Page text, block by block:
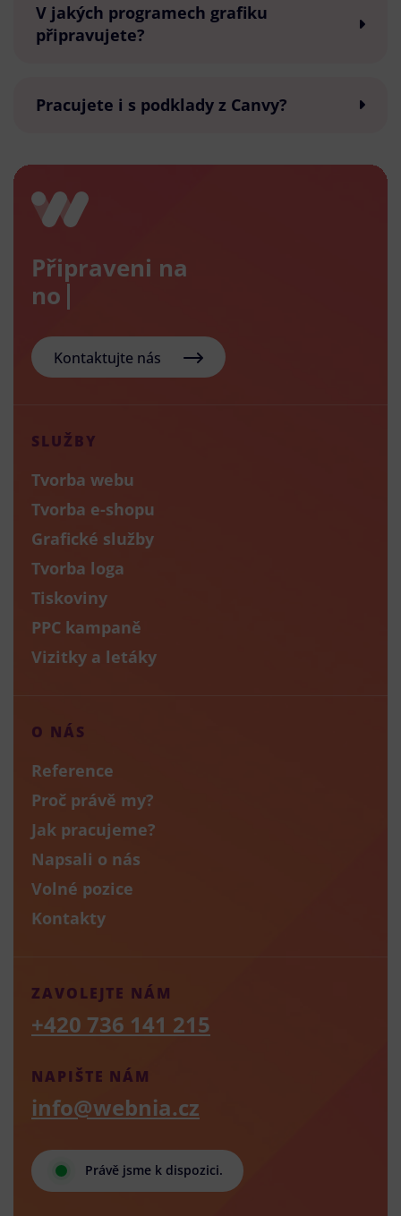
V jakých programech grafiku
připravujete?
Pracujete i s podklady z Canvy?
Připraveni na
nový e-
Kontaktujte nás
SLUŽBY
Tvorba webu
Tvorba e-shopu
Grafické služby
Tvorba loga
Tiskoviny
PPC kampaně
Vizitky a letáky
O NÁS
Reference
Proč právě my?
Jak pracujeme?
Napsali o nás
Volné pozice
Kontakty
Právě jsme k dispozici.
NAPIŠTE NÁM
info@webnia.cz
ZAVOLEJTE NÁM
+420 736 141 215